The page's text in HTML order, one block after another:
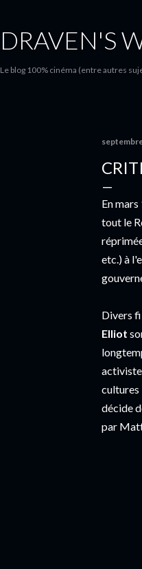
DRAVEN'S
Le blog 100% cinéma (entre autres
En
tout le
etc.) à
Divers
Elliot
cultures
décide
par